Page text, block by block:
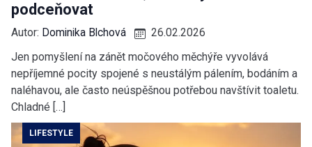
podceňovat
Autor: Dominika Blchová
26.02.2026
Jen pomyšlení na zánět močového měchýře vyvolává
nepříjemné pocity spojené s neustálým pálením, bodáním a
naléhavou, ale často neúspěšnou potřebou navštívit toaletu.
Chladné […]
LIFESTYLE